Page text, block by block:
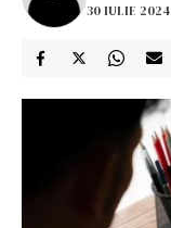
30 IULIE 2024